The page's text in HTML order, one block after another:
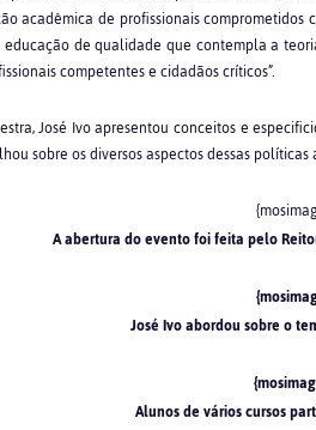
acadêmica de profissionais comprometidos
de qualidade que contempla a
competentes e cidadãos críticos”.
José Ivo apresentou conceitos e
sobre os diversos aspectos dessas
A abertura do evento foi feita pelo
José Ivo abordou sobre o
Alunos de vários cursos